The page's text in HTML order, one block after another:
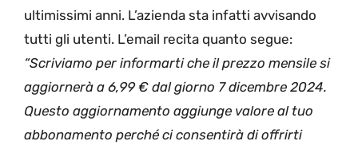
ultimissimi anni. L’azienda sta infatti avvisando
tutti gli utenti. L’email recita quanto segue:
“Scriviamo per informarti che il prezzo mensile si
aggiornerà a 6,99 € dal giorno 7 dicembre 2024.
Questo aggiornamento aggiunge valore al tuo
abbonamento perché ci consentirà di offrirti